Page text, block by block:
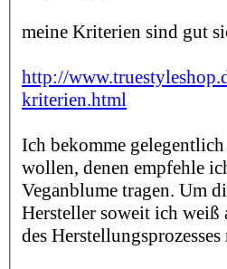
meine Kriterien sind gut
http://
kriterien.html
Ich bekomme
wollen, denen empfehle
Veganblume tragen. Um
Hersteller soweit ich weiß
des